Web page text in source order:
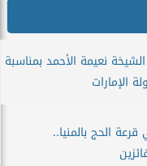
نعيمة الأحمد بمناسبة
الإمارات
في قرعة الحج بالمنيا..